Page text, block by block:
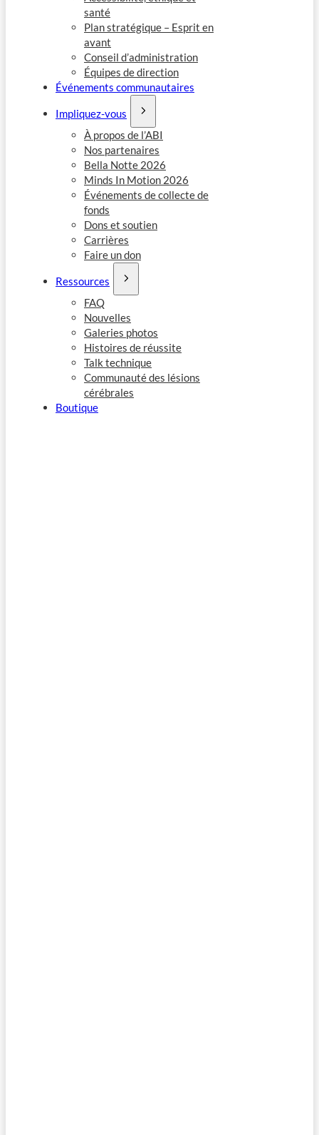
santé
Plan stratégique – Esprit en
avant
Conseil d’administration
Équipes de direction
Événements communautaires
Impliquez-vous
À propos de l’ABI
Nos partenaires
Bella Notte 2026
Minds In Motion 2026
Événements de collecte de
fonds
Dons et soutien
Carrières
Faire un don
Ressources
FAQ
Nouvelles
Galeries photos
Histoires de réussite
Talk technique
Communauté des lésions
cérébrales
Boutique